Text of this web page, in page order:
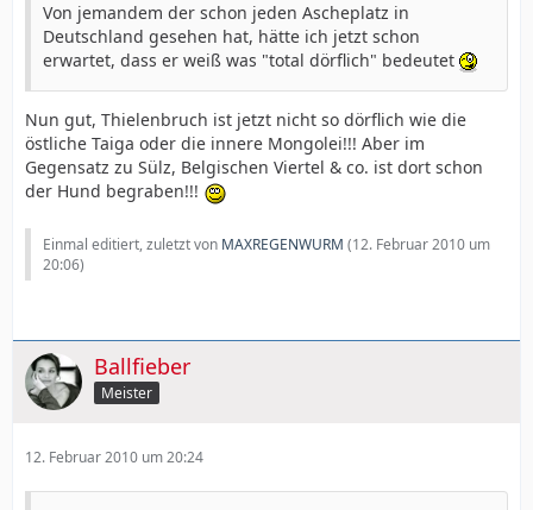
Von jemandem der schon jeden Ascheplatz in
Deutschland gesehen hat, hätte ich jetzt schon
erwartet, dass er weiß was "total dörflich" bedeutet
Nun gut, Thielenbruch ist jetzt nicht so dörflich wie die
östliche Taiga oder die innere Mongolei!!! Aber im
Gegensatz zu Sülz, Belgischen Viertel & co. ist dort schon
der Hund begraben!!!
Einmal editiert, zuletzt von MAXREGENWURM (12. Februar 2010 um
20:06)
Ballfieber
Meister
12. Februar 2010 um 20:24